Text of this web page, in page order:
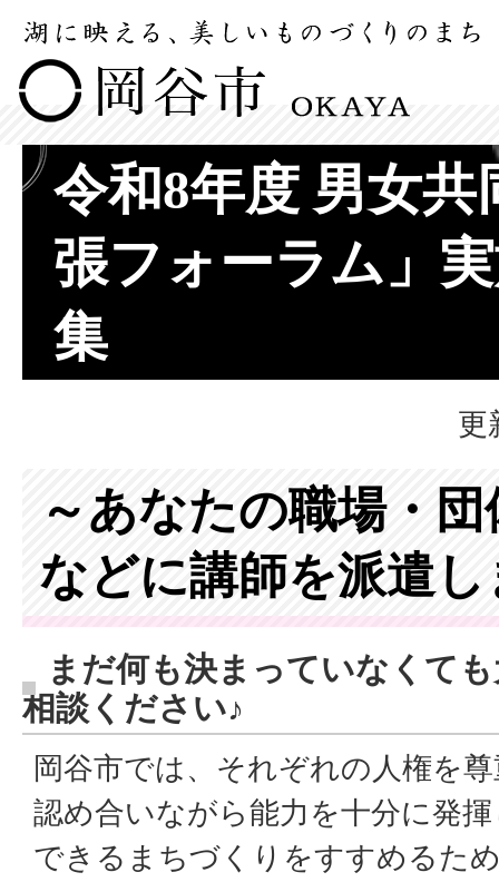
令和8年度 男女共
張フォーラム」
集
更
～あなたの職場・
などに講師を派遣
まだ何も決まっていなくて
相談ください♪
岡谷市では、それぞれの人権を
認め合いながら能力を十分に発
できるまちづくりをすすめるた